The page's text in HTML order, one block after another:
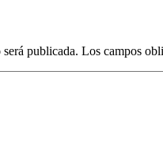
publicada. Los campos